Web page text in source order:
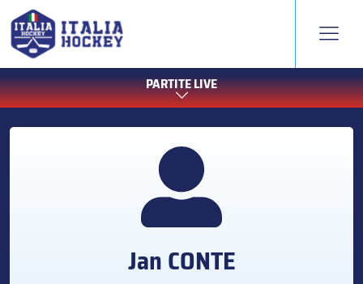
PARTITE LIVE
JanCONTE